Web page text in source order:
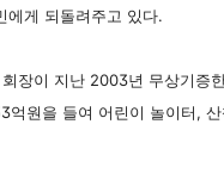
에게 되돌려주고 있다.
장이 지난 2003년 무상기증
억원을 들여 어린이 놀이터,